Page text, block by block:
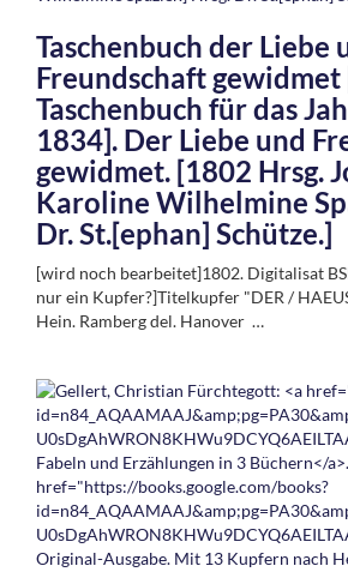
Taschenbuch der Liebe
Freundschaft gewidmet
Taschenbuch für das
1834]. Der Liebe und
gewidmet. [1802 Hrsg.
Karoline Wilhelmine
Dr. St.[ephan] Schütze.]
[wird noch bearbeitet]1802. Digitalisat
nur ein Kupfer?]Titelkupfer "DER /
Hein. Ramberg del. Hanover …